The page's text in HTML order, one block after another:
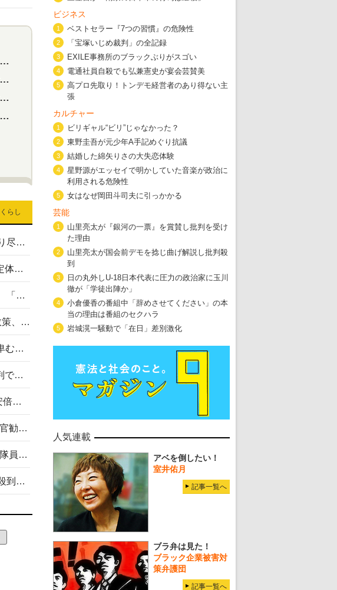
特集2 東京五輪強行開催特別企画 大ウソだら
・ 五輪入場行進にすぎやまこういちの曲、杉田水脈の
・ 大ウソだらけの東京五輪！ 安倍・菅・森はどんな嘘を
・
五輪でIOCラウンジ以外にVIPルーム、広告代理店は物品購入
くらし
高市首相の熊本地震避難所視察は北朝鮮並みのプロパガンダだった！「至れり尽くせり」の選ばれた避難所の一方で実態は…
〈#ミサイルよりクーラーを〉は正当な批判だ！ 歴代自民党政権が避難所指定体育館へのエアコン設置を遅らせてきた客観的事実
高市首相の「休んでない」「寝てない」アピールは本当なのか 徹底検証！ 「資料読み込み」「アイロンがけ」も矛盾だらけ…
相模原事件から10年──植松死刑囚の優生思想と、安倍政権の障がい者排除政策、右派勢力の差別主義との関係を改めて問う
“男系男子の皇位継承”は明治期の創作！ 旧皇室典範策定時に「男を尊び女を卑むの慣習、人民の脳髄」とトンデモ論で女性天皇を否定
山里亮太が『DayDay.』で国会前の高市批判デモを「政策への反対や政権批判でない」と捻じ曲げ解説 デモ参加者から批判殺到
安倍晋三元首相の命日で高市首相は功績を賞賛したが……功績とは“真逆”の安倍元首相のトンデモ発言を振り返る
自衛隊リクルートは貧困層狙い撃ちだけではなかった！ 小学生にまで「自衛官勧誘」目的のパンフレット作成
「自衛隊は経済的に厳しい子が」は間違ってない！ 貧困層を標的にした自衛隊員募集、やす子、山上被告も…日本でも進む“経済的徴兵制”
高市首相がミュージックアワードに登壇で「音楽を政治利用するな」と非難殺到！ MAJの国策的本質を批判する声も
ビジネス
1 ベストセラー『7つの習慣』の危険性
2 「宝塚いじめ裁判」の全記録
3 EXILE事務所のブラックぶりがスゴい
4 電通社員自殺でも弘兼憲史が宴会芸賛美
5
高プロ先取り！トンデモ経営者のあり得ない主
張
カルチャー
1 ビリギャル“ビリ”じゃなかった？
2 東野圭吾が元少年A手記めぐり抗議
3 結婚した綿矢りさの大失恋体験
4
星野源がエッセイで明かしていた音楽が政治に
利用される危険性
5 女はなぜ岡田斗司夫に引っかかる
芸能
1
山里亮太が『銀河の一票』を賞賛し批判を受け
た理由
2
山里亮太が国会前デモを捻じ曲げ解説し批判殺
到
3
日の丸外しU-18日本代表に圧力の政治家に玉川
徹が「学徒出陣か」
4
小倉優香の番組中「辞めさせてください」の本
当の理由は番組のセクハラ
5 岩城滉一騒動で「在日」差別激化
人気連載
アベを倒したい！
室井佑月
記事一覧へ
ブラ弁は見た！
ブラック企業被害対
策弁護団
記事一覧へ